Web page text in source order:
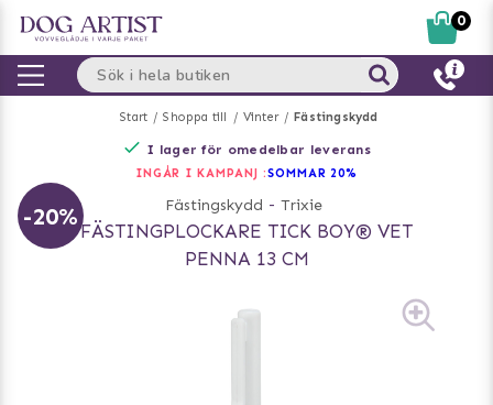
Start Shoppa till Vinter Fästingskydd
I lager för omedelbar leverans
INGÅR I KAMPANJ :SOMMAR 20%
-20% Fästingskydd - Trixie
FÄSTINGPLOCKARE TICK BOY® VET
PENNA 13 CM
0